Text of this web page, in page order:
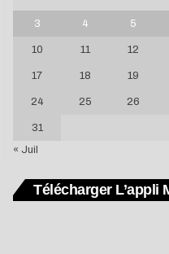
3 4 5
10 11 12
17 18 19
24 25 26
31
« Juil
Télécharger L’appli